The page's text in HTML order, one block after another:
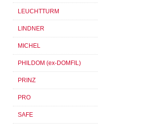
LEUCHTTURM
LINDNER
MICHEL
PHILDOM (ex-DOMFIL)
PRINZ
PRO
SAFE